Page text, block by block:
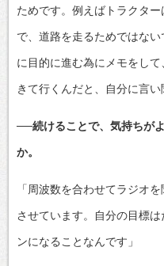
ためです。例えばトラクタ
で、道路を走るためではな
に目的に進む為にメモをし
きて行くんだと、自分に言い
──続けることで、気持ちが
か。
「周波数を合わせてラジオ
させています。自分の目標
ンになることなんです」